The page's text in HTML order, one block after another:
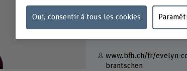
+41 31 848 51 03
www.bfh.ch/fr/evelyn-
brantschen
Oui, consentir à tous les cookies